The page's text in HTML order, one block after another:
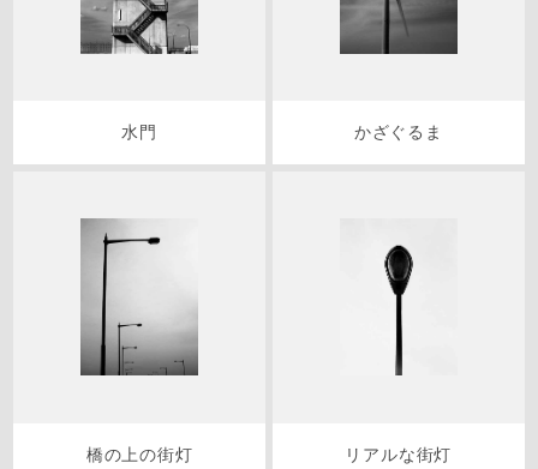
水門 かざぐるま
橋の上の街灯 リアルな街灯